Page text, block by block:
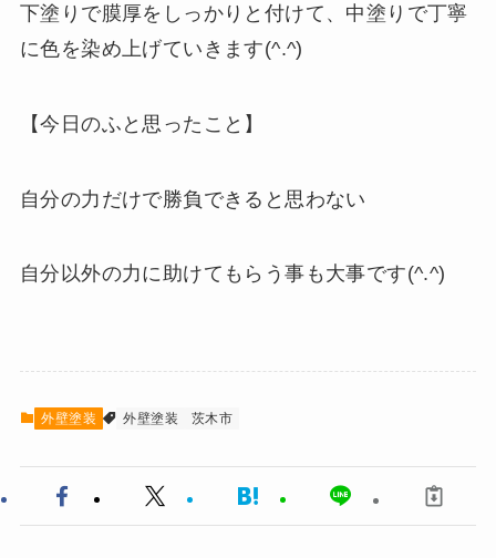
下塗りで膜厚をしっかりと付けて、中塗りで丁寧
に色を染め上げていきます(^.^)
【今日のふと思ったこと】
自分の力だけで勝負できると思わない
自分以外の力に助けてもらう事も大事です(^.^)
外壁塗装 外壁塗装 茨木市